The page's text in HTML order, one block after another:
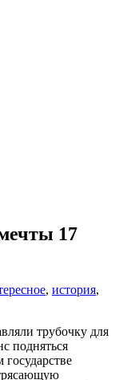
17
, история,
трубочку для
подняться